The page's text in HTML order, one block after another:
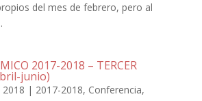
del mes de febrero, pero al
2017-2018 – TERCER
junio)
| 2017-2018, Conferencia,